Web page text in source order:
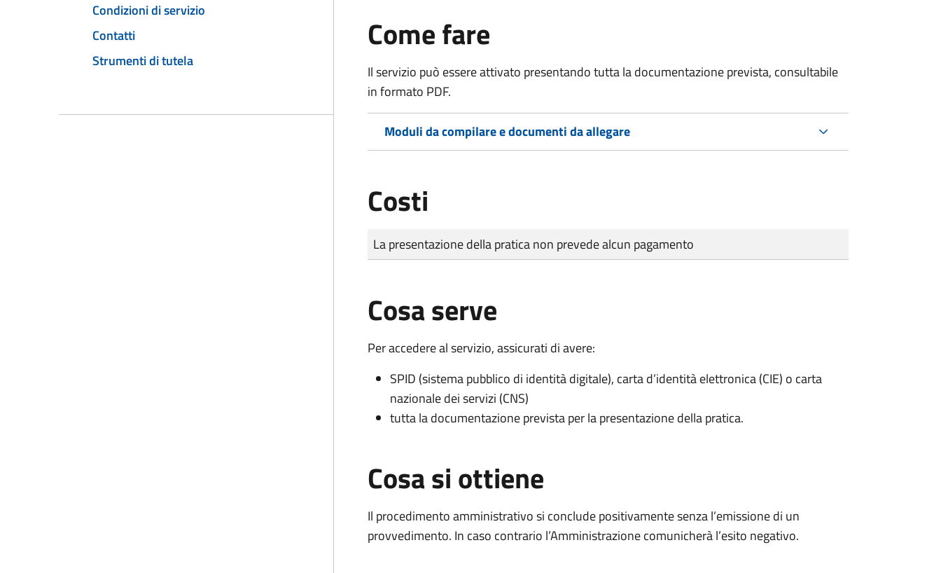
Condizioni di servizio
Contatti
Strumenti di tutela
Come fare
Il servizio può essere attivato presentando tutta la documentazione prevista, consultabile
in formato PDF.
Moduli da compilare e documenti da allegare
Costi
Tipo di pagamento
Importo
La presentazione della pratica non prevede alcun pagamento
Cosa serve
Per accedere al servizio, assicurati di avere:
SPID (sistema pubblico di identità digitale), carta d’identità elettronica (CIE) o carta
nazionale dei servizi (CNS)
tutta la documentazione prevista per la presentazione della pratica.
Cosa si ottiene
Il procedimento amministrativo si conclude positivamente senza l’emissione di un
provvedimento. In caso contrario l’Amministrazione comunicherà l’esito negativo.